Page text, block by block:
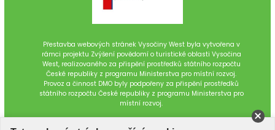
Přestavba webových stránek Vysočiny West byla vytvořena v
rámci projektu Zvýšení povědomí o turistické oblasti Vysočina
West, realizovaného za přispění prostředků státního rozpočtu
České republiky z programu Ministerstva pro místní rozvoj.
Provoz a činnost DMO byly podpořeny za přispění prostředků
státního rozpočtu České republiky z programu Ministerstva pro
místní rozvoj.